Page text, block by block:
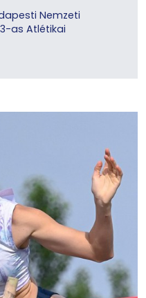
Nemzeti
as Atlétikai